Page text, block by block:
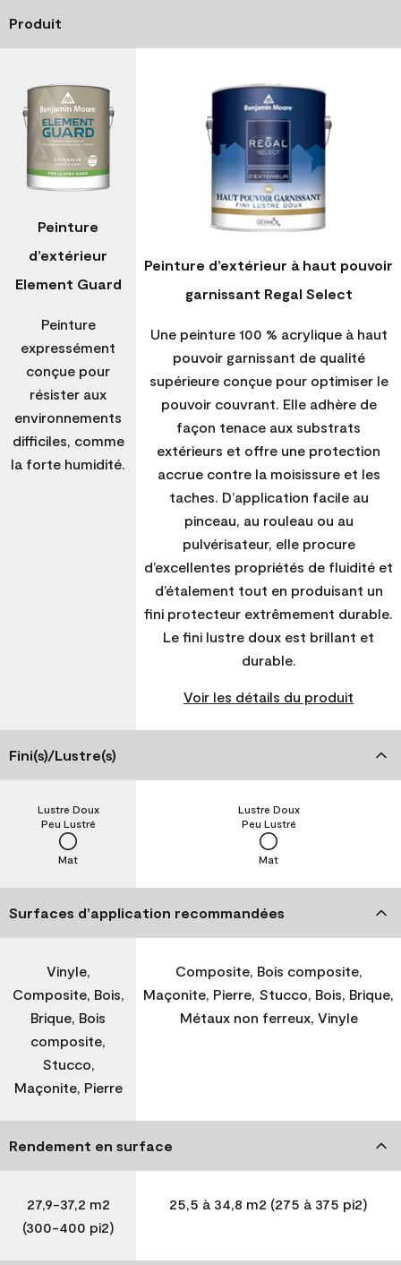
Produit
Peinture
d’extérieur
Element Guard
Peinture
expressément
conçue pour
résister aux
environnements
difficiles, comme
la forte humidité.
Peinture d’extérieur à haut pouvoir
garnissant Regal Select
Une peinture 100 % acrylique à haut
pouvoir garnissant de qualité
supérieure conçue pour optimiser le
pouvoir couvrant. Elle adhère de
façon tenace aux substrats
extérieurs et offre une protection
accrue contre la moisissure et les
taches. D’application facile au
pinceau, au rouleau ou au
pulvérisateur, elle procure
d’excellentes propriétés de fluidité et
d’étalement tout en produisant un
fini protecteur extrêmement durable.
Le fini lustre doux est brillant et
durable.
Voir les détails du produit
Fini(s)/Lustre(s)
Mat
Peu Lustré
Lustre Doux
Mat
Peu Lustré
Lustre Doux
Surfaces d’application recommandées
Vinyle,
Composite, Bois,
Brique, Bois
composite,
Stucco,
Maçonite, Pierre
Composite, Bois composite,
Maçonite, Pierre, Stucco, Bois, Brique,
Métaux non ferreux, Vinyle
Rendement en surface
27,9-37,2 m2
(300-400 pi2)
25,5 à 34,8 m2 (275 à 375 pi2)